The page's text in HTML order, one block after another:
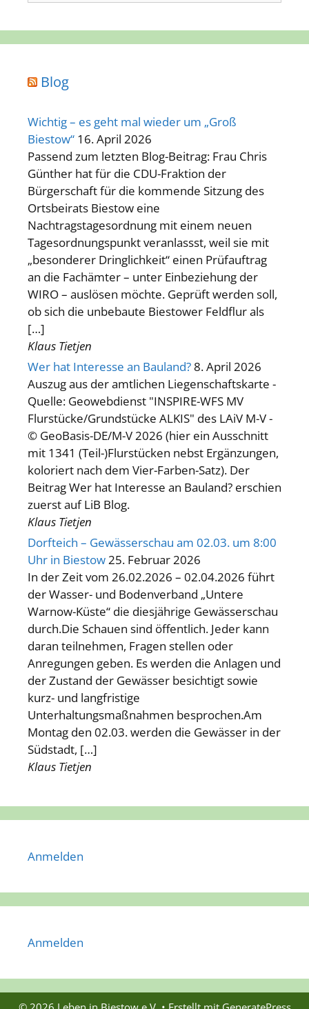
Blog
Wichtig – es geht mal wieder um „Groß
Biestow“ 16. April 2026
Passend zum letzten Blog-Beitrag: Frau Chris
Günther hat für die CDU-Fraktion der
Bürgerschaft für die kommende Sitzung des
Ortsbeirats Biestow eine
Nachtragstagesordnung mit einem neuen
Tagesordnungspunkt veranlassst, weil sie mit
„besonderer Dringlichkeit“ einen Prüfauftrag
an die Fachämter – unter Einbeziehung der
WIRO – auslösen möchte. Geprüft werden soll,
ob sich die unbebaute Biestower Feldflur als
[…]
Klaus Tietjen
Wer hat Interesse an Bauland? 8. April 2026
Auszug aus der amtlichen Liegenschaftskarte -
Quelle: Geowebdienst "INSPIRE-WFS MV
Flurstücke/Grundstücke ALKIS" des LAiV M-V -
© GeoBasis-DE/M-V 2026 (hier ein Ausschnitt
mit 1341 (Teil-)Flurstücken nebst Ergänzungen,
koloriert nach dem Vier-Farben-Satz). Der
Beitrag Wer hat Interesse an Bauland? erschien
zuerst auf LiB Blog.
Klaus Tietjen
Dorfteich – Gewässerschau am 02.03. um 8:00
Uhr in Biestow25. Februar 2026
In der Zeit vom 26.02.2026 – 02.04.2026 führt
der Wasser- und Bodenverband „Untere
Warnow-Küste“ die diesjährige Gewässerschau
durch.Die Schauen sind öffentlich. Jeder kann
daran teilnehmen, Fragen stellen oder
Anregungen geben. Es werden die Anlagen und
der Zustand der Gewässer besichtigt sowie
kurz- und langfristige
Unterhaltungsmaßnahmen besprochen.Am
Montag den 02.03. werden die Gewässer in der
Südstadt, […]
Klaus Tietjen
Anmelden
Anmelden